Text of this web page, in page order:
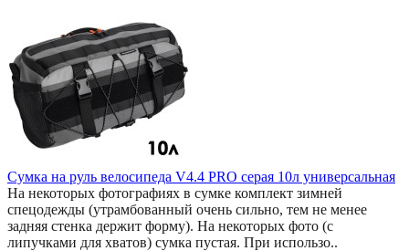
Сумка на руль велосипеда V4.4 PRO серая 10л универсальная
На некоторых фотографиях в сумке комплект зимней
спецодежды (утрамбованный очень сильно, тем не менее
задняя стенка держит форму). На некоторых фото (с
липучками для хватов) сумка пустая. При использо..